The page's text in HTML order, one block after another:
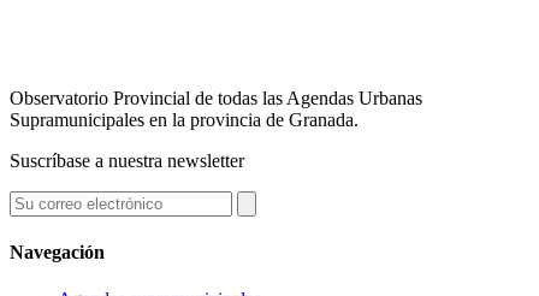
Observatorio Provincial de todas las Agendas Urbanas
Supramunicipales en la provincia de Granada.
Suscríbase a nuestra newsletter
Navegación